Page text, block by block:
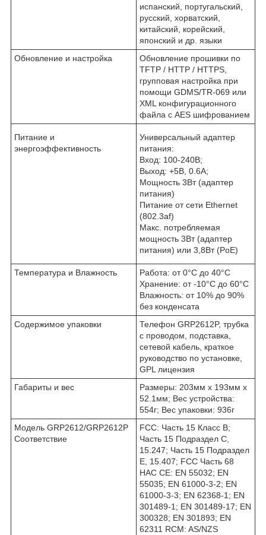
испанский, португальский,
русский, хорватский,
китайский, корейский,
японский и др. языки
Обновление и настройка
Обновление прошивки по
TFTP / HTTP / HTTPS,
групповая настройка при
помощи GDMS/TR-069 или
XML конфигурационного
файла с AES шифрованием
Питание и
энергоэффективность
Универсальный адаптер
питания:
Вход: 100-240В;
Выход: +5В, 0.6A;
Мощность 3Вт (адаптер
питания)
Питание от сети Ethernet
(802.3af)
Макс. потребляемая
мощность 3Вт (адаптер
питания) или 3,8Вт (PoE)
Температура и Влажность
Работа: от 0°C до 40°C
Хранение: от -10°C до 60°C
Влажность: от 10% до 90%
без конденсата
Содержимое упаковки
Телефон GRP2612P, трубка
с проводом, подставка,
сетевой кабель, краткое
руководство по установке,
GPL лицензия
Габариты и вес
Размеры: 203мм x 193мм x
52.1мм; Вес устройства:
554г; Вес упаковки: 936г
Модель GRP2612/GRP2612P
Соответствие
FCC: Часть 15 Класс B;
Часть 15 Подраздел C,
15.247; Часть 15 Подраздел
E, 15.407; FCC Часть 68
HAC CE: EN 55032; EN
55035; EN 61000-3-2; EN
61000-3-3; EN 62368-1; EN
301489-1; EN 301489-17; EN
300328; EN 301893; EN
62311 RCM: AS/NZS